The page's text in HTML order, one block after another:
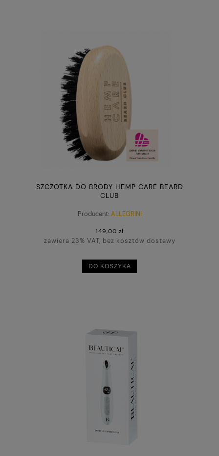
SZCZOTKA DO BRODY HEMP CARE BEARD
CLUB
Producent: ALLEGRINI
149,00 zł
zawiera 23% VAT, bez kosztów dostawy
DO KOSZYKA